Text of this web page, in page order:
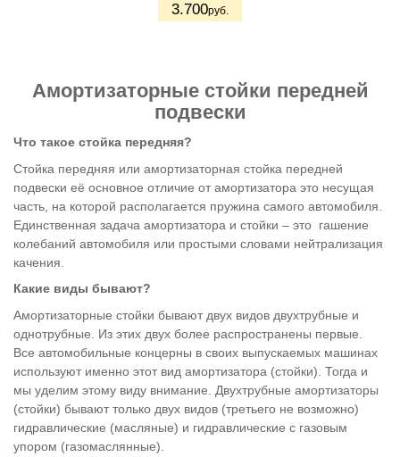
3.700руб.
Амортизаторные стойки передней
подвески
Что такое стойка передняя?
Стойка передняя или амортизаторная стойка передней
подвески её основное отличие от амортизатора это несущая
часть, на которой располагается пружина самого автомобиля.
Единственная задача амортизатора и стойки – это гашение
колебаний автомобиля или простыми словами нейтрализация
качения.
Какие виды бывают?
Амортизаторные стойки бывают двух видов двухтрубные и
однотрубные. Из этих двух более распространены первые.
Все автомобильные концерны в своих выпускаемых машинах
используют именно этот вид амортизатора (стойки). Тогда и
мы уделим этому виду внимание. Двухтрубные амортизаторы
(стойки) бывают только двух видов (третьего не возможно)
гидравлические (масляные) и гидравлические с газовым
упором (газомаслянные).